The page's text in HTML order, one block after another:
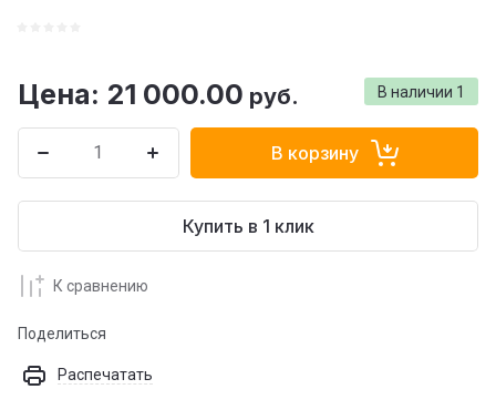
В наличии 1
Цена: 21 000.00 руб.
В корзину
Купить в 1 клик
К сравнению
Поделиться
Распечатать